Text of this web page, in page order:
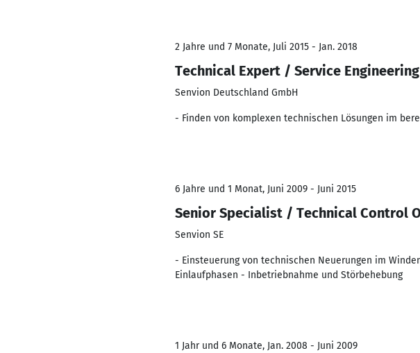
2 Jahre und 7 Monate, Juli 2015 - Jan. 2018
Technical Expert / Service Engineering
Senvion Deutschland GmbH
- Finden von komplexen technischen Lösungen im
6 Jahre und 1 Monat, Juni 2009 - Juni 2015
Senior Specialist / Technical Control
Senvion SE
- Einsteuerung von technischen Neuerungen im
Einlaufphasen - Inbetriebnahme und Störbehebung
1 Jahr und 6 Monate, Jan. 2008 - Juni 2009